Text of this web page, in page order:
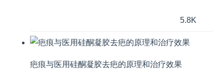
5.8K
疤痕与医用硅酮凝胶去疤的原理和治疗效果